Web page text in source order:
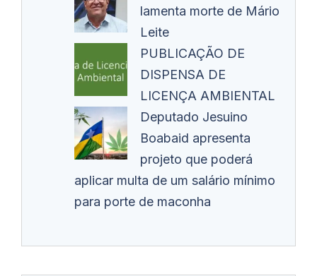
lamenta morte de Mário
Leite
PUBLICAÇÃO DE
DISPENSA DE
LICENÇA AMBIENTAL
Deputado Jesuino
Boabaid apresenta
projeto que poderá
aplicar multa de um salário mínimo
para porte de maconha